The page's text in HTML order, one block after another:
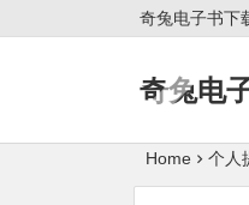
奇兔电子书下
奇兔电
Home 个人